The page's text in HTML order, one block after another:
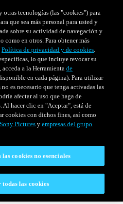
ESPECIALES
tecnologías (las "cookies") para
que sea más personal para usted y
sobre su actividad de navegación y
como en otros. Para obtener más
Política de privacidad y de cookies.
lo que incluye revocar su
a la Herramientade
en cada página). Para utilizar
es necesario que tenga activadas las
afectar al uso que haga de
Al hacer clic en "Aceptar", está de
cookies con dichos fines, así como
Sony Pictures yempresas del grupo
cookies no esenciales
todas las cookies